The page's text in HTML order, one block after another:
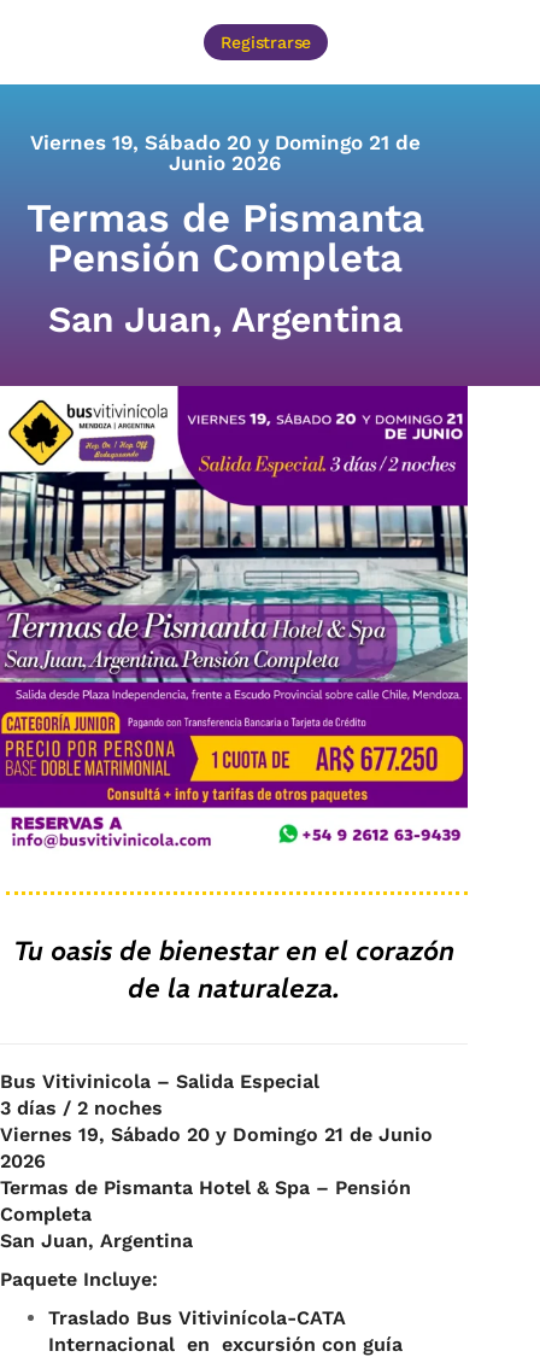
Registrarse
Viernes 19, Sábado 20 y Domingo 21 de
Junio 2026
Termas de Pismanta
Pensión Completa
San Juan, Argentina
Tu oasis de bienestar en el corazón
de la naturaleza.
Bus Vitivinicola – Salida Especial
3 días / 2 noches
Viernes 19, Sábado 20 y Domingo 21 de Junio
2026
Termas de Pismanta Hotel & Spa – Pensión
Completa
San Juan, Argentina
Paquete Incluye:
Traslado Bus Vitivinícola-CATA
Internacional en excursión con guía